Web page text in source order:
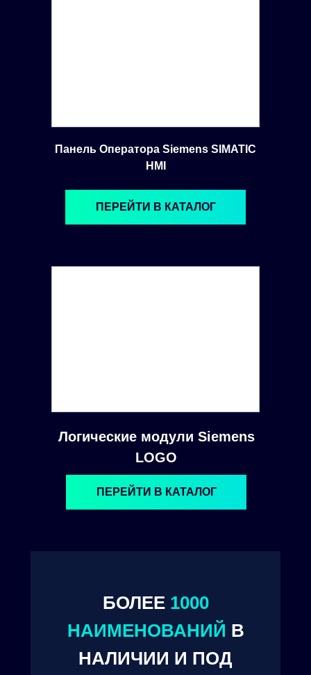
БОЛЕЕ 1000
НАИМЕНОВАНИЙ В
НАЛИЧИИ И ПОД
Панель Оператора Siemens SIMATIC
HMI
Логические модули Siemens
LOGO
ПЕРЕЙТИ В КАТАЛОГ
ПЕРЕЙТИ В КАТАЛОГ